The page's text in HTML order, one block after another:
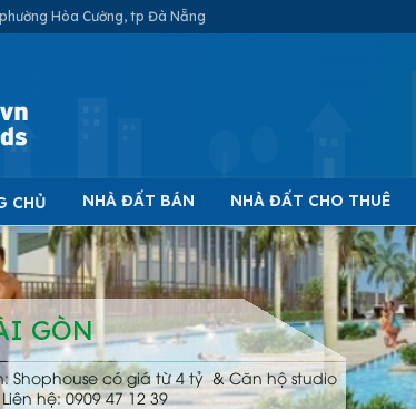
Hòa Cường, tp Đà Nẵng
CHỦ NHÀ ĐẤT BÁN NHÀ ĐẤT CHO THUÊ
GÒN
Shophouse có giá từ 4 tỷ & Căn hộ studio
hệ: 0909 47 12 39